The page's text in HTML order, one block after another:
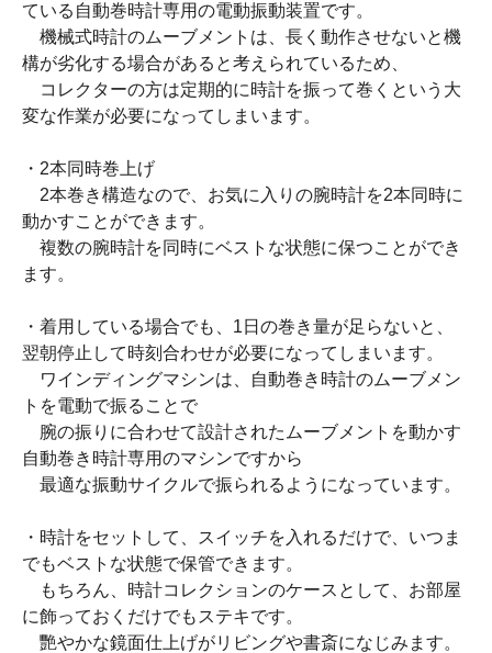
ている自動巻時計専用の電動振動装置です。
機械式時計のムーブメントは、長く動作させないと機
構が劣化する場合があると考えられているため、
コレクターの方は定期的に時計を振って巻くという大
変な作業が必要になってしまいます。
・2本同時巻上げ
2本巻き構造なので、お気に入りの腕時計を2本同時に
動かすことができます。
複数の腕時計を同時にベストな状態に保つことができ
ます。
・着用している場合でも、1日の巻き量が足らないと、
翌朝停止して時刻合わせが必要になってしまいます。
ワインディングマシンは、自動巻き時計のムーブメン
トを電動で振ることで
腕の振りに合わせて設計されたムーブメントを動かす
自動巻き時計専用のマシンですから
最適な振動サイクルで振られるようになっています。
・時計をセットして、スイッチを入れるだけで、いつま
でもベストな状態で保管できます。
もちろん、時計コレクションのケースとして、お部屋
に飾っておくだけでもステキです。
艷やかな鏡面仕上げがリビングや書斎になじみます。